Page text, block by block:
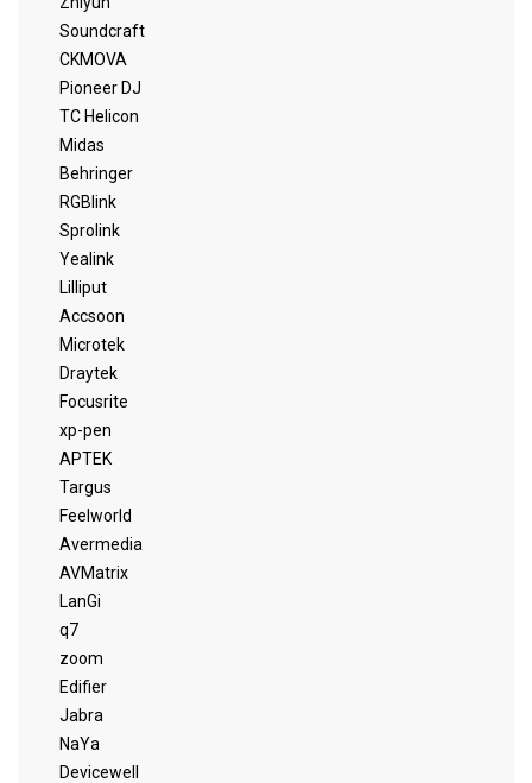
Soundcraft
CKMOVA
Pioneer DJ
TC Helicon
Midas
Behringer
RGBlink
Sprolink
Yealink
Lilliput
Accsoon
Microtek
Draytek
Focusrite
xp-pen
APTEK
Targus
Feelworld
Avermedia
AVMatrix
LanGi
q7
zoom
Edifier
Jabra
NaYa
Devicewell